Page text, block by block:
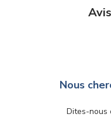
Nous
Dites-nous